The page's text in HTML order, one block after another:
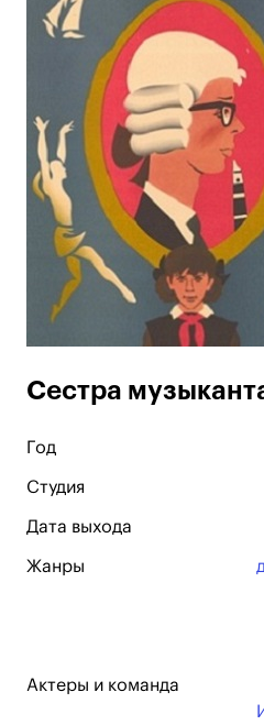
Сестра
Год
Студия
Дата выхода
Жанры
Актеры и команда